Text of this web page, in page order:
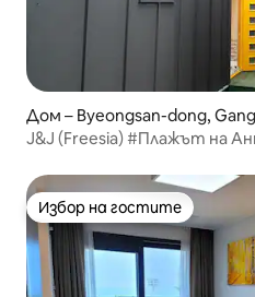
Дом – Byeongsan-dong,
J&J (Freesia) #Плажът на
(самостоятелно
Отлично съотношение
Избор на гостите
Избор на гостите